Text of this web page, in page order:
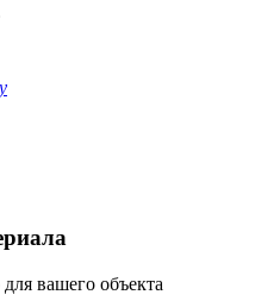
вашего объекта